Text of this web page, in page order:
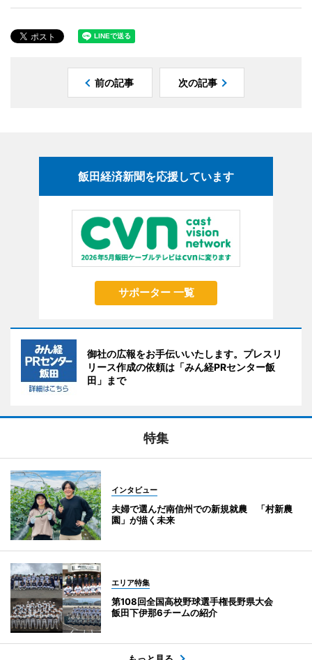
前の記事 次の記事
飯田経済新聞を応援しています
サポーター 一覧
御社の広報をお手伝いいたします。プレスリ
リース作成の依頼は「みん経PRセンター飯
田」まで
特集
インタビュー
夫婦で選んだ南信州での新規就農 「村新農
園」が描く未来
エリア特集
第108回全国高校野球選手権長野県大会
飯田下伊那6チームの紹介